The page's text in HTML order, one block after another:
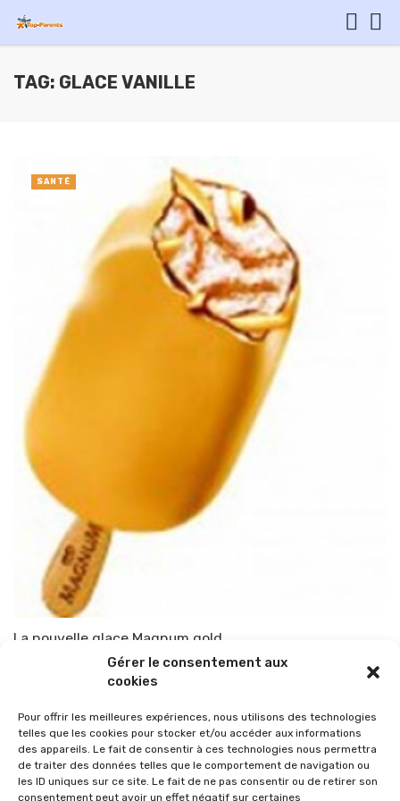
Gérer le consentement aux
cookies
Pour offrir les meilleures expériences, nous utilisons des technologies
telles que les cookies pour stocker et/ou accéder aux informations
des appareils. Le fait de consentir à ces technologies nous permettra
de traiter des données telles que le comportement de navigation ou
les ID uniques sur ce site. Le fait de ne pas consentir ou de retirer son
consentement peut avoir un effet négatif sur certaines
TAG: GLACE VANILLE
La nouvelle glace Magnum gold
TOP-PARENTS 2 avril 2010
SANTÉ